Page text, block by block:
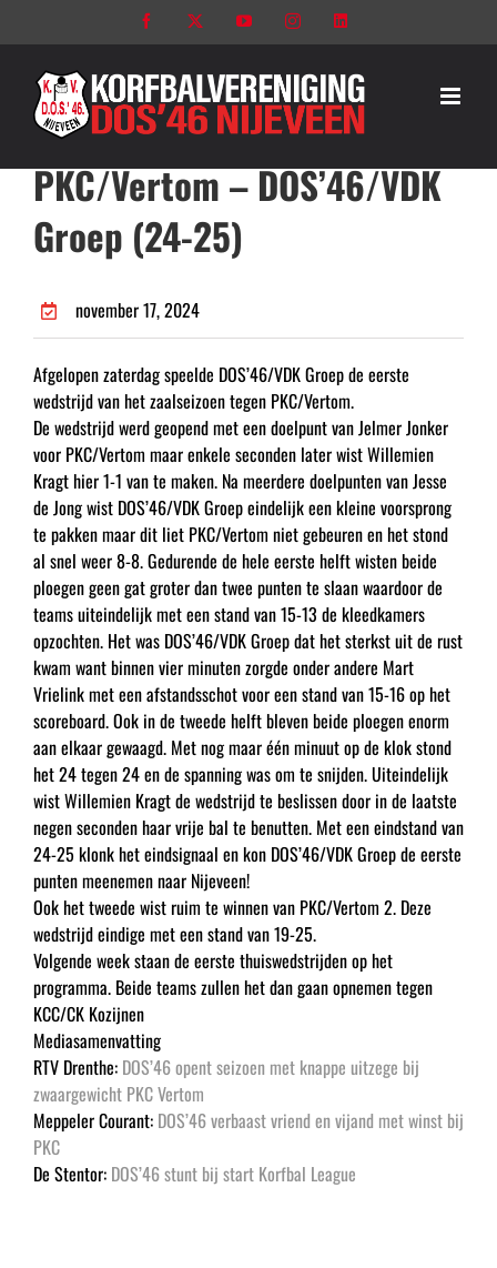
naar
Facebook YouTubeInstagram
PKC/Vertom – DOS’46/VDK
Groep (24-25)
november 17, 2024
Afgelopen zaterdag speelde DOS’46/VDK Groep de eerste
wedstrijd van het zaalseizoen tegen PKC/Vertom.
De wedstrijd werd geopend met een doelpunt van Jelmer Jonker
voor PKC/Vertom maar enkele seconden later wist Willemien
Kragt hier 1-1 van te maken. Na meerdere doelpunten van Jesse
de Jong wist DOS’46/VDK Groep eindelijk een kleine voorsprong
te pakken maar dit liet PKC/Vertom niet gebeuren en het stond
al snel weer 8-8. Gedurende de hele eerste helft wisten beide
ploegen geen gat groter dan twee punten te slaan waardoor de
teams uiteindelijk met een stand van 15-13 de kleedkamers
opzochten. Het was DOS’46/VDK Groep dat het sterkst uit de rust
kwam want binnen vier minuten zorgde onder andere Mart
Vrielink met een afstandsschot voor een stand van 15-16 op het
scoreboard. Ook in de tweede helft bleven beide ploegen enorm
aan elkaar gewaagd. Met nog maar één minuut op de klok stond
het 24 tegen 24 en de spanning was om te snijden. Uiteindelijk
wist Willemien Kragt de wedstrijd te beslissen door in de laatste
negen seconden haar vrije bal te benutten. Met een eindstand van
24-25 klonk het eindsignaal en kon DOS’46/VDK Groep de eerste
punten meenemen naar Nijeveen!
Ook het tweede wist ruim te winnen van PKC/Vertom 2. Deze
wedstrijd eindige met een stand van 19-25.
Volgende week staan de eerste thuiswedstrijden op het
programma. Beide teams zullen het dan gaan opnemen tegen
KCC/CK Kozijnen
Mediasamenvatting
RTV Drenthe: DOS’46 opent seizoen met knappe uitzege bij
zwaargewicht PKC Vertom
Meppeler Courant: DOS’46 verbaast vriend en vijand met winst bij
PKC
De Stentor: DOS’46 stunt bij start Korfbal League